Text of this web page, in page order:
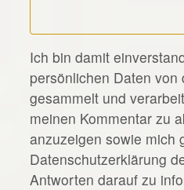
*
Ich bin damit
persönlichen Daten von
gesammelt und
meinen Kommentar zu
anzuzeigen sowie mich
Datenschutzerklärung
Antworten darauf zu